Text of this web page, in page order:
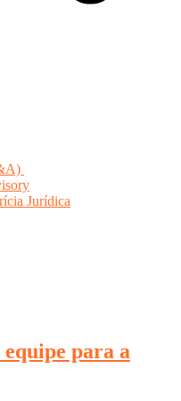
Jurídica
para a